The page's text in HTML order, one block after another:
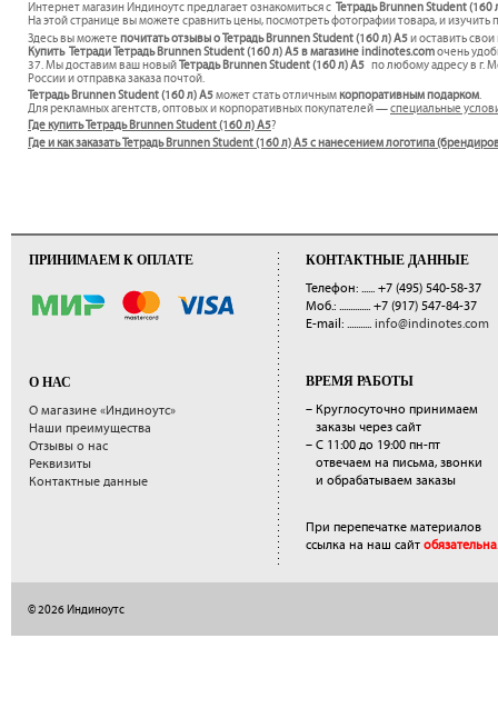
Интернет магазин Индиноутс предлагает ознакомиться с
Тетрадь Brunnen Student (160
На этой странице вы можете сравнить цены, посмотреть фотографии товара, и
Здесь вы можете почитать отзывы о Тетрадь Brunnen Student (160 л) А5и оставить
Купить Тетради Тетрадь Brunnen Student (160 л) А5 в магазине indinotes.comочень
37. Мы доставим ваш новыйТетрадь Brunnen Student (160 л) А5 по любому адресу в г.
России и отправка заказа почтой.
Тетрадь Brunnen Student (160 л) А5может стать отличнымкорпоративным подарком.
Для рекламных агентств, оптовых и корпоративных покупателей —специальные
Где купить Тетрадь Brunnen Student (160 л) А5?
Где и как заказать Тетрадь Brunnen Student (160 л) А5 с нанесением логотипа
ПРИНИМАЕМ К ОПЛАТЕ
О НАС
О магазине «Индиноутс»
Наши преимущества
Отзывы о нас
Реквизиты
Контактные данные
КОНТАКТНЫЕ ДАННЫЕ
Телефон: ...... +7 (495) 540-58-37
Моб.: .............. +7 (917) 547-84-37
E-mail: ........... info@indinotes.com
ВРЕМЯ РАБОТЫ
– Круглосуточно принимаем
заказы через сайт
– С 11:00 до 19:00 пн-пт
отвечаем на письма, звонки
и обрабатываем заказы
При перепечатке материалов
ссылка на наш сайт обязательна.
© 2026 Индиноутс